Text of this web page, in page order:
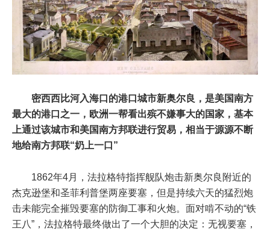
密西西比河入海口的港口城市新奥尔良，是美国南方
最大的港口之一，欧洲一帮看出殡不嫌事大的国家，基本
上通过该城市和美国南方邦联进行贸易，相当于源源不断
地给南方邦联“奶上一口”
1862年4月，法拉格特指挥舰队炮击新奥尔良附近的
杰克逊堡和圣菲利普堡两座要塞，但是持续六天的猛烈炮
击未能完全摧毁要塞的防御工事和火炮。面对啃不动的“铁
王八”，法拉格特最终做出了一个大胆的决定：无视要塞，